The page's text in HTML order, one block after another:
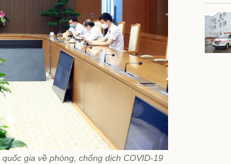
gia về phòng, chống dịch COVID-19